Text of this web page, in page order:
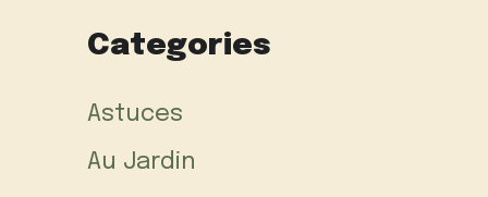
Categories
Astuces
Au Jardin